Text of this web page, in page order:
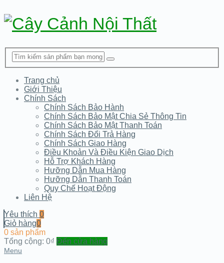
Trang chủ
Giới Thiệu
Chính Sách
Chính Sách Bảo Hành
Chính Sách Bảo Mật Chia Sẻ Thông Tin
Chính Sách Bảo Mật Thanh Toán
Chính Sách Đổi Trả Hàng
Chính Sách Giao Hàng
Điều Khoản Và Điều Kiện Giao Dịch
Hỗ Trợ Khách Hàng
Hưỡng Dẫn Mua Hàng
Hưỡng Dẫn Thanh Toán
Quy Chế Hoạt Động
Liên Hệ
Yêu thích 0
Giỏ hàng0
0 sản phẩm
Tổng cộng: 0₫ Đến cửa hàng
Menu